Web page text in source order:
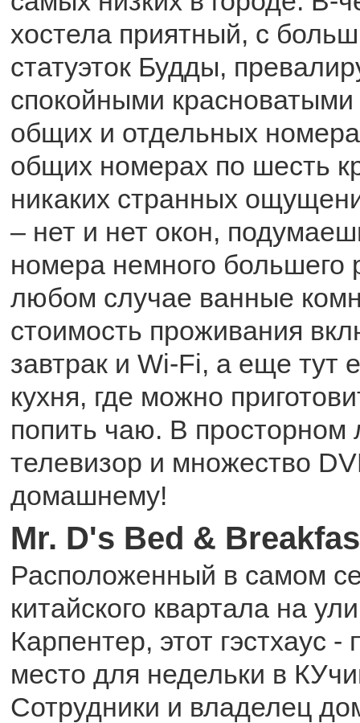
хостела приятный, с
статуэток Будды,
спокойными красноватыми
общих и отдельных
общих номерах по шесть
никаких странных
– нет и нет окон,
номера немного большего
любом случае ванные
стоимость проживания
завтрак и Wi-Fi, а еще тут
кухня, где можно
попить чаю. В просторном
телевизор и множество
домашнему!
Mr. D's Bed &
Расположенный в самом
китайского квартала на
Карпентер, этот гэстхаус -
место для недельки в
Сотрудники и владелец